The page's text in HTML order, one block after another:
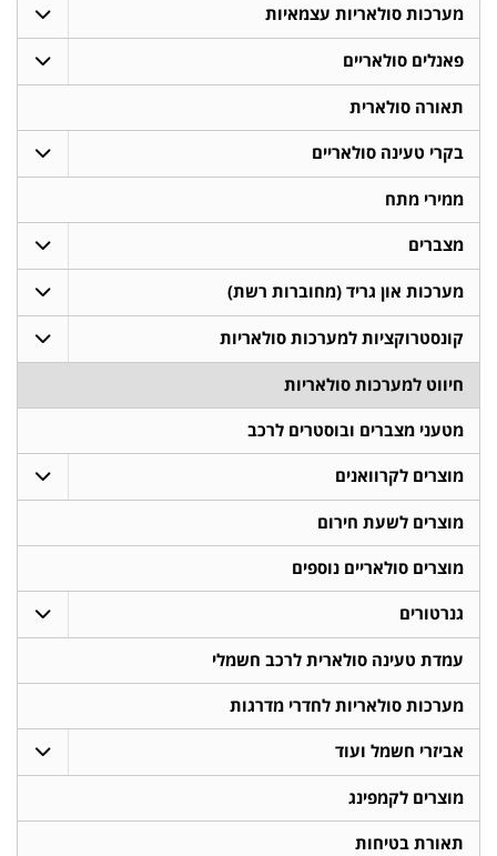
מערכות סולאריות עצמאיות
פאנלים סולאריים
תאורה סולארית
בקרי טעינה סולאריים
ממירי מתח
מצברים
מערכות און גריד (מחוברות רשת)
קונסטרוקציות למערכות סולאריות
חיווט למערכות סולאריות
מטעני מצברים ובוסטרים לרכב
מוצרים לקרוואנים
מוצרים לשעת חירום
מוצרים סולאריים נוספים
גנרטורים
עמדת טעינה סולארית לרכב חשמלי
מערכות סולאריות לחדרי מדרגות
אביזרי חשמל ועוד
מוצרים לקמפינג
תאורת בטיחות